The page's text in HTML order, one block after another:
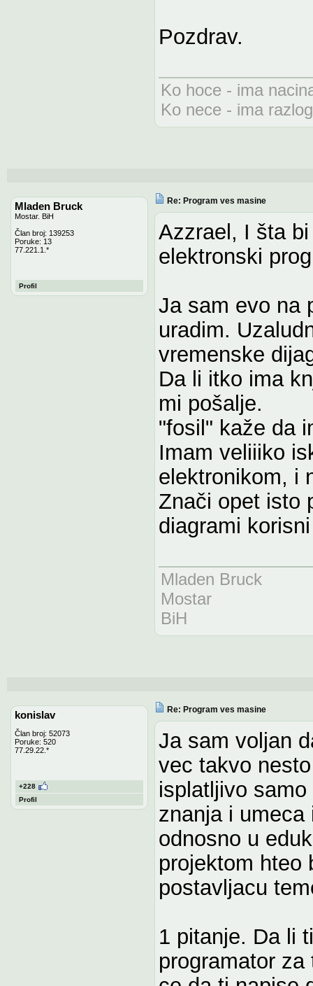
Pozdrav.
Ko hoce - ima
Ko nece - ima
Mladen Bruck
Mostar. BiH
Član broj: 139253
Poruke: 13
77.221.1.*
Profil
Re: Program ves masine
Azzrael, I šta
elektronski
Ja sam evo na
uradim.
vremenske
Da li itko ima
mi pošalje.
"fosil" kaže da
Imam veliiiko
elektronikom, i
Znači opet isto
diagrami
Mladen Bruck
Mostar
BiH
konislav
Član broj: 52073
Poruke: 520
77.29.22.*
+228
Profil
Re: Program ves masine
Ja sam voljan
vec takvo
isplatljivo
znanja i umeca
odnosno u
projektom hteo
postavljacu
1 pitanje. Da li
programator